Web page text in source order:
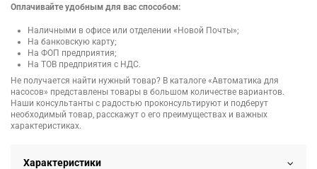
Оплачивайте удобным для вас способом:
Наличными в офисе или отделении «Новой Почты»;
На банковскую карту;
На ФОП предприятия;
На ТОВ предприятия с НДС.
Не получается найти нужный товар? В каталоге «Автоматика для
насосов» представлены товары в большом количестве вариантов.
Наши консультанты с радостью проконсультируют и подберут
необходимый товар, расскажут о его преимуществах и важных
характеристиках.
Характеристики